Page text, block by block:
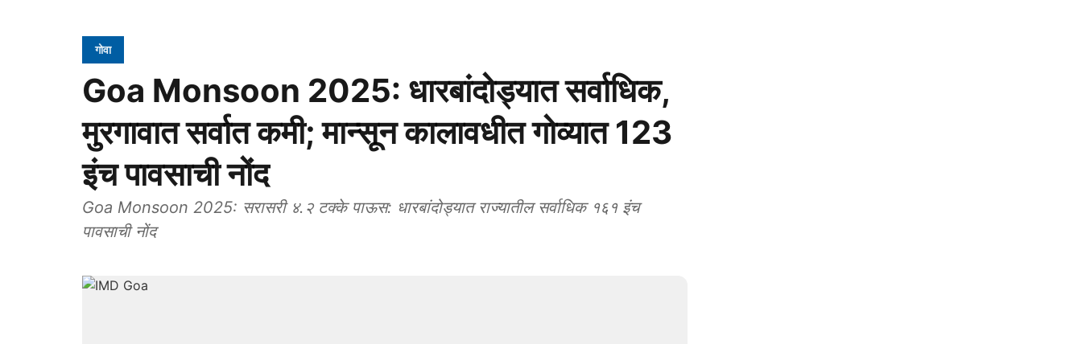
गोवा
Goa Monsoon 2025: धारबांदोड्यात सर्वाधिक,
मुरगावात सर्वात कमी; मान्सून कालावधीत गोव्यात 123
इंच पावसाची नोंद
Goa Monsoon 2025: सरासरी ४.२ टक्के पाऊस: धारबांदोड्यात राज्यातील सर्वाधिक १६१ इंच
पावसाची नोंद